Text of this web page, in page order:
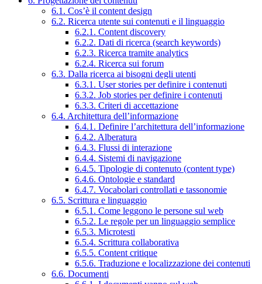
6.1. Cos’è il content design
6.2. Ricerca utente sui contenuti e il linguaggio
6.2.1. Content discovery
6.2.2. Dati di ricerca (search keywords)
6.2.3. Ricerca tramite analytics
6.2.4. Ricerca sui forum
6.3. Dalla ricerca ai bisogni degli utenti
6.3.1. User stories per definire i contenuti
6.3.2. Job stories per definire i contenuti
6.3.3. Criteri di accettazione
6.4. Architettura dell’informazione
6.4.1. Definire l’architettura dell’informazione
6.4.2. Alberatura
6.4.3. Flussi di interazione
6.4.4. Sistemi di navigazione
6.4.5. Tipologie di contenuto (content type)
6.4.6. Ontologie e standard
6.4.7. Vocabolari controllati e tassonomie
6.5. Scrittura e linguaggio
6.5.1. Come leggono le persone sul web
6.5.2. Le regole per un linguaggio semplice
6.5.3. Microtesti
6.5.4. Scrittura collaborativa
6.5.5. Content critique
6.5.6. Traduzione e localizzazione dei contenuti
6.6. Documenti